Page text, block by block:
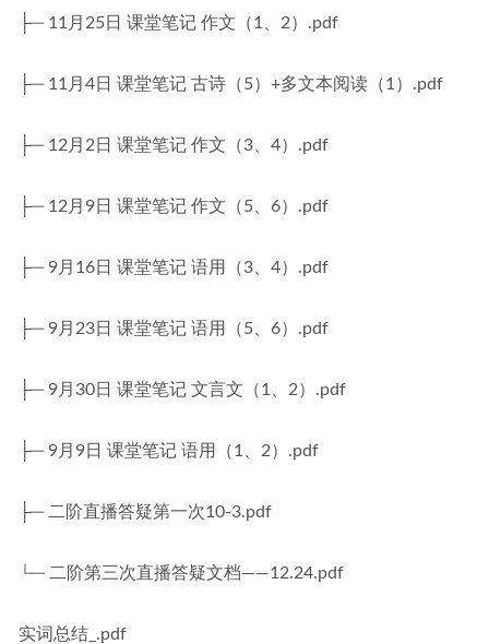
├─ 11月25日 课堂笔记 作文（1、2）.pdf
├─ 11月4日 课堂笔记 古诗（5）+多文本阅读（1）.pdf
├─ 12月2日 课堂笔记 作文（3、4）.pdf
├─ 12月9日 课堂笔记 作文（5、6）.pdf
├─ 9月16日 课堂笔记 语用（3、4）.pdf
├─ 9月23日 课堂笔记 语用（5、6）.pdf
├─ 9月30日 课堂笔记 文言文（1、2）.pdf
├─ 9月9日 课堂笔记 语用（1、2）.pdf
├─ 二阶直播答疑第一次10-3.pdf
└─ 二阶第三次直播答疑文档——12.24.pdf
实词总结_.pdf